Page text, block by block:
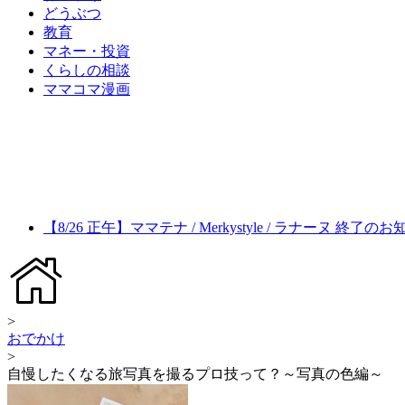
どうぶつ
教育
マネー・投資
くらしの相談
ママコマ漫画
【8/26 正午】ママテナ / Merkystyle / ラナーヌ 終了のお
>
おでかけ
>
自慢したくなる旅写真を撮るプロ技って？～写真の色編～